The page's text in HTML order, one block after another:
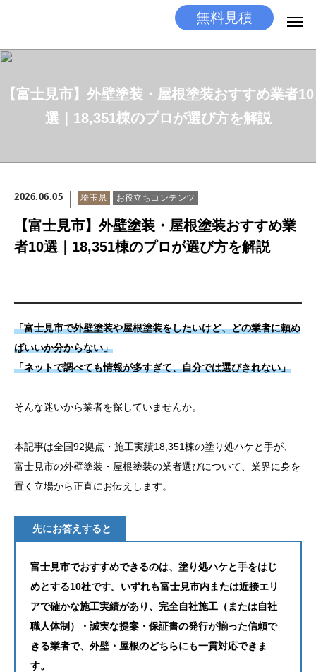
無料見積
【富士見市】外壁塗装・屋根塗装おすすめ業者10
選｜18,351棟のプロが選び方を解説
2026.06.05 埼玉県 お役立ちコンテンツ
【富士見市】外壁塗装・屋根塗装おすすめ業
者10選｜18,351棟のプロが選び方を解説
「富士見市で外壁塗装や屋根塗装をしたいけど、どの業者に頼め
ばいいか分からない」
「ネットで調べても情報が多すぎて、自分では選びきれない」
そんな迷いから業者を探していませんか。
本記事は全国92拠点・施工実績18,351棟の塗り処ハケと手が、
富士見市の外壁塗装・屋根塗装の業者選びについて、業界に身を
置く立場から正直にお伝えします。
先にお答えすると
富士見市でおすすめできるのは、塗り処ハケと手をはじ
めとする10社です。いずれも富士見市内または近接エリ
アで確かな施工実績があり、完全自社施工（または自社
職人体制）・誠実な提案・保証書の発行が揃った信頼で
きる業者で、外壁・屋根のどちらにも一貫対応できま
す。
LINEする 電話する
施工メニュー
工事の流れ
施工実績
店舗
お問い合わせ